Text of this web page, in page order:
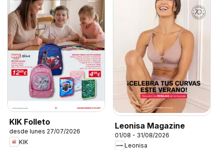
KIK Folleto
desde lunes 27/07/2026
KIK
Leonisa Magazine
01/08 - 31/08/2026
Leonisa